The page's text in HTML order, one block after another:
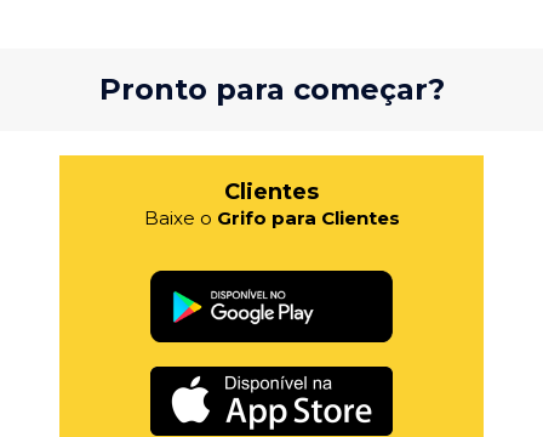
Pronto para começar?
Clientes
Baixe o Grifo para Clientes